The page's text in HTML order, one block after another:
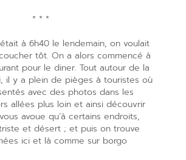
* * *
à 6h40 le lendemain, on voulait
tôt. On a alors commencé à
pour le diner. Tout autour de la
il y a plein de pièges à touristes où
avec des photos dans les
allées plus loin et ainsi découvrir
avoue qu’à certains endroits,
et désert ; et puis on trouve
ici et là comme sur borgo